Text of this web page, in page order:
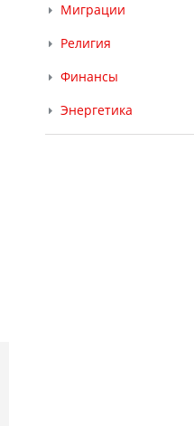
Миграции
Религия
Финансы
Энергетика